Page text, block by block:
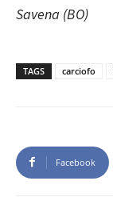
Savena (BO)
TAGS carciofo
Facebook